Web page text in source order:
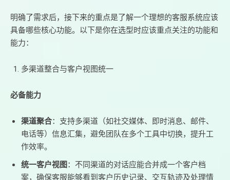
明确了需求后，接下来的重点是了解一个理想的客服系统应该
具备哪些核心功能。以下是你在选型时应该重点关注的功能和
能力：
多渠道整合与客户视图统一
必备能力
渠道聚合：支持多渠道（如社交媒体、即时消息、邮件、
电话等）信息汇集，避免团队在多个工具中切换，提升工
作效率。
统一客户视图：不同渠道的对话应能合并成一个客户档
案，确保客服能够看到客户历史记录、交互轨迹及处理情